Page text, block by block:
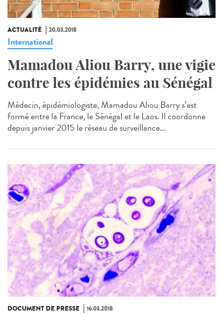
ACTUALITÉ 20.03.2018
International
Mamadou Aliou Barry, une vigie
contre les épidémies au Sénégal
Médecin, épidémiologiste, Mamadou Aliou Barry s’est
formé entre la France, le Sénégal et le Laos. Il coordonne
depuis janvier 2015 le réseau de surveillance...
DOCUMENT DE PRESSE 16.03.2018